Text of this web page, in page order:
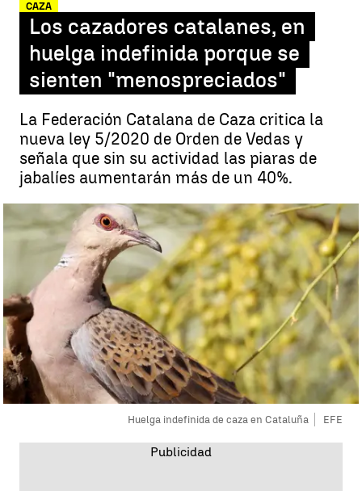
CAZA
Los cazadores catalanes, en
huelga indefinida porque se
sienten "menospreciados"
La Federación Catalana de Caza critica la
nueva ley 5/2020 de Orden de Vedas y
señala que sin su actividad las piaras de
jabalíes aumentarán más de un 40%.
Huelga indefinida de caza en Cataluña EFE